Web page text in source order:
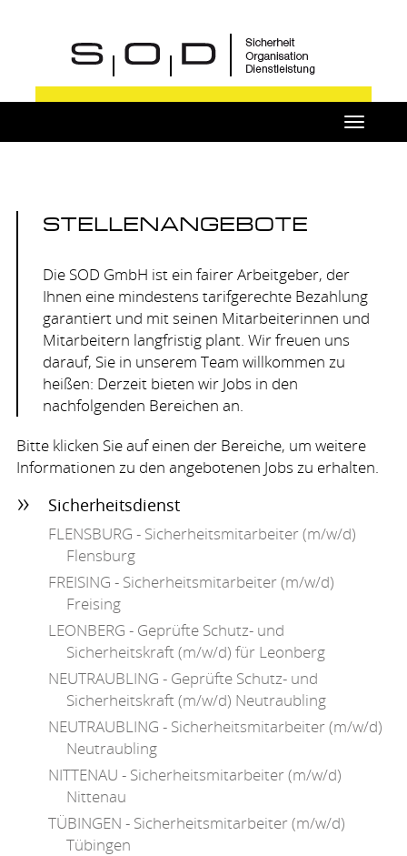
Toggle
STELLENANGEBOTE
Die SOD GmbH ist ein fairer Arbeitgeber, der
Ihnen eine mindestens tarifgerechte Bezahlung
garantiert und mit seinen Mitarbeiterinnen und
Mitarbeitern langfristig plant. Wir freuen uns
darauf, Sie in unserem Team willkommen zu
heißen: Derzeit bieten wir Jobs in den
nachfolgenden Bereichen an.
Bitte klicken Sie auf einen der Bereiche, um weitere
Informationen zu den angebotenen Jobs zu erhalten.
Sicherheitsdienst
FLENSBURG - Sicherheitsmitarbeiter (m/w/d)
Flensburg
FREISING - Sicherheitsmitarbeiter (m/w/d)
Freising
LEONBERG - Geprüfte Schutz- und
Sicherheitskraft (m/w/d) für Leonberg
NEUTRAUBLING - Geprüfte Schutz- und
Sicherheitskraft (m/w/d) Neutraubling
NEUTRAUBLING - Sicherheitsmitarbeiter (m/w/d)
Neutraubling
NITTENAU - Sicherheitsmitarbeiter (m/w/d)
Nittenau
TÜBINGEN - Sicherheitsmitarbeiter (m/w/d)
Tübingen